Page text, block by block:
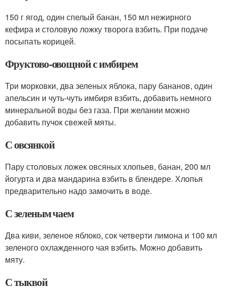
150 г ягод, один спелый банан, 150 мл нежирного
кефира и столовую ложку творога взбить. При подаче
посыпать корицей.
Фруктово-овощной с имбирем
Три морковки, два зеленых яблока, пару бананов, один
апельсин и чуть-чуть имбиря взбить, добавить немного
минеральной воды без газа. При желании можно
добавить пучок свежей мяты.
С овсянкой
Пару столовых ложек овсяных хлопьев, банан, 200 мл
йогурта и два мандарина взбить в блендере. Хлопья
предварительно надо замочить в воде.
С зеленым чаем
Два киви, зеленое яблоко, сок четверти лимона и 100 мл
зеленого охлажденного чая взбить. Можно добавить
мяту.
С тыквой